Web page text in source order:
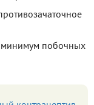
минимум побочных